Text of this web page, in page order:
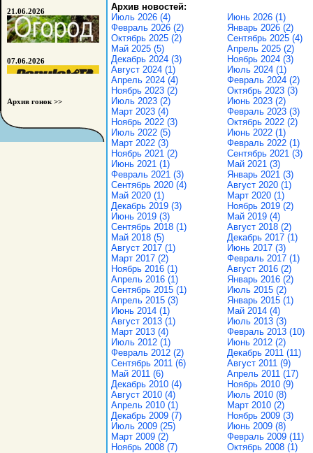
Архив новостей:
Июль 2026 (4)
Февраль 2026 (2)
Октябрь 2025 (2)
Май 2025 (5)
Декабрь 2024 (3)
Август 2024 (1)
Апрель 2024 (4)
Ноябрь 2023 (2)
Июль 2023 (2)
Март 2023 (4)
Ноябрь 2022 (3)
Июль 2022 (5)
Март 2022 (3)
Ноябрь 2021 (2)
Июнь 2021 (1)
Февраль 2021 (3)
Сентябрь 2020 (4)
Май 2020 (1)
Декабрь 2019 (3)
Июнь 2019 (3)
Сентябрь 2018 (1)
Май 2018 (5)
Август 2017 (1)
Март 2017 (2)
Ноябрь 2016 (1)
Апрель 2016 (1)
Сентябрь 2015 (1)
Апрель 2015 (3)
Июнь 2014 (1)
Август 2013 (1)
Март 2013 (4)
Июль 2012 (1)
Февраль 2012 (2)
Сентябрь 2011 (6)
Май 2011 (6)
Декабрь 2010 (4)
Август 2010 (4)
Апрель 2010 (1)
Декабрь 2009 (7)
Июль 2009 (25)
Март 2009 (2)
Ноябрь 2008 (7)
Июнь 2026 (1)
Январь 2026 (2)
Сентябрь 2025 (4)
Апрель 2025 (2)
Ноябрь 2024 (3)
Июль 2024 (1)
Февраль 2024 (2)
Октябрь 2023 (3)
Июнь 2023 (2)
Февраль 2023 (3)
Октябрь 2022 (2)
Июнь 2022 (1)
Февраль 2022 (1)
Сентябрь 2021 (3)
Май 2021 (3)
Январь 2021 (3)
Август 2020 (1)
Март 2020 (1)
Ноябрь 2019 (2)
Май 2019 (4)
Август 2018 (2)
Декабрь 2017 (1)
Июнь 2017 (3)
Февраль 2017 (1)
Август 2016 (2)
Январь 2016 (2)
Июль 2015 (2)
Январь 2015 (1)
Май 2014 (4)
Июль 2013 (3)
Февраль 2013 (10)
Июнь 2012 (2)
Декабрь 2011 (11)
Август 2011 (9)
Апрель 2011 (17)
Ноябрь 2010 (9)
Июль 2010 (8)
Март 2010 (2)
Ноябрь 2009 (3)
Июнь 2009 (8)
Февраль 2009 (11)
Октябрь 2008 (1)
21.06.2026
07.06.2026
Архив гонок >>